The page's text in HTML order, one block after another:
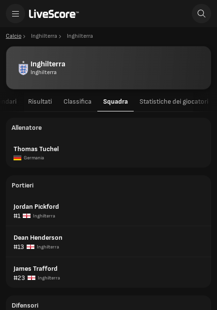
Calcio Inghilterra Inghilterra
Inghilterra
Inghilterra
Risultati Classifica Squadra Statistiche dei giocatori
Allenatore
Thomas Tuchel
Germania
Portieri
Jordan Pickford
#1
Inghilterra
Dean Henderson
#13
Inghilterra
James Trafford
#23
Inghilterra
Difensori